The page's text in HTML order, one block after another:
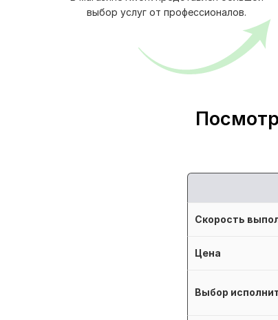
выбор услуг от профессионалов.
Скорость
Цена
Выбор